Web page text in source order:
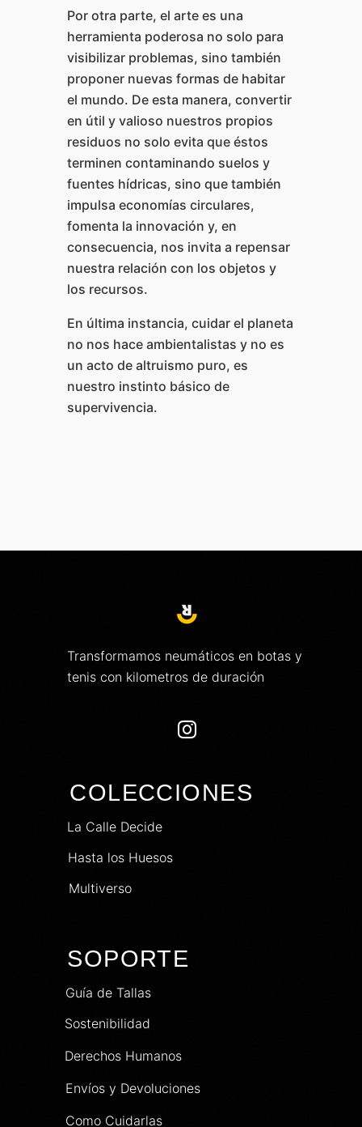
Por otra parte, el arte es una
herramienta poderosa no solo para
visibilizar problemas, sino también
proponer nuevas formas de habitar
el mundo. De esta manera, convertir
en útil y valioso nuestros propios
residuos no solo evita que éstos
terminen contaminando suelos y
fuentes hídricas, sino que también
impulsa economías circulares,
fomenta la innovación y, en
consecuencia, nos invita a repensar
nuestra relación con los objetos y
los recursos.
En última instancia, cuidar el planeta
no nos hace ambientalistas y no es
un acto de altruismo puro, es
nuestro instinto básico de
supervivencia.
Transformamos neumáticos en botas y
tenis con kilometros de duración

COLECCIONES
La Calle Decide
Hasta los Huesos
Multiverso
SOPORTE
Guía de Tallas
Sostenibilidad
Derechos Humanos
Envíos y Devoluciones
Como Cuidarlas